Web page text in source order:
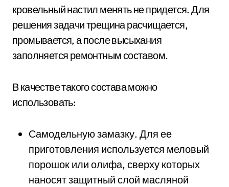
кровельный настил менять не придется. Для
решения задачи трещина расчищается,
промывается, а после высыхания
заполняется ремонтным составом.
В качестве такого состава можно
использовать:
Самодельную замазку. Для ее
приготовления используется меловый
порошок или олифа, сверху которых
наносят защитный слой масляной